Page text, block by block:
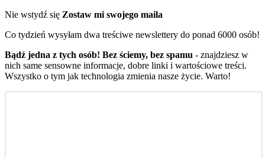
Nie wstydź się Zostaw mi swojego maila
Co tydzień wysyłam dwa treściwe newslettery do ponad 6000 osób!
Bądź jedna z tych osób! Bez ściemy, bez spamu - znajdziesz w
nich same sensowne informacje, dobre linki i wartościowe treści.
Wszystko o tym jak technologia zmienia nasze życie. Warto!